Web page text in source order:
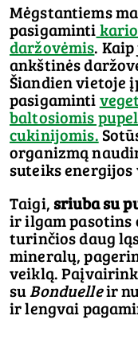
Mėgstantiems
pasigaminti
daržovėmis.
ankštinės
Šiandien vietoje
pasigaminti
baltosiomis
cukinijomis.
organizmą
suteiks energijos
Taigi,sriuba su
ir ilgam pasotins
turinčios daug
mineralų,
veiklą.
suBonduelleir
ir lengvai